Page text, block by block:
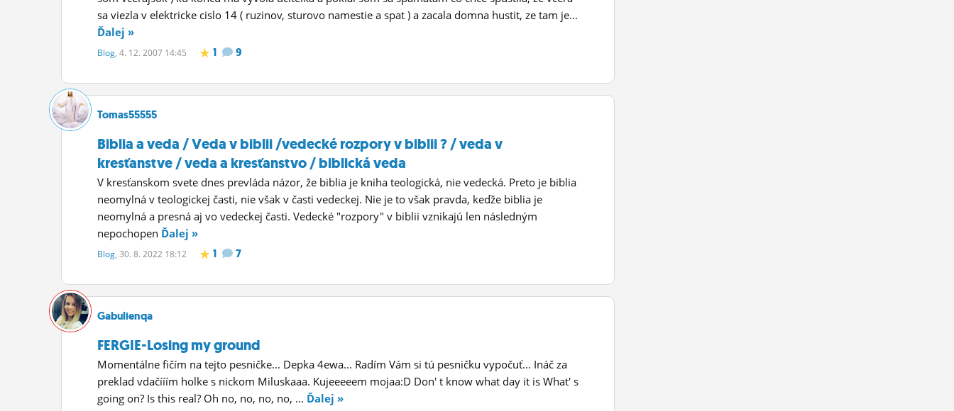
sa viezla v elektricke cislo 14 ( ruzinov, sturovo namestie a spat ) a zacala domna hustit, ze tam je...
Ďalej »
Blog, 4. 12. 2007 14:45 1 9
Tomas55555
Biblia a veda / Veda v biblii /vedecké rozpory v biblii ? / veda v
kresťanstve / veda a kresťanstvo / biblická veda
V kresťanskom svete dnes prevláda názor, že biblia je kniha teologická, nie vedecká. Preto je biblia
neomylná v teologickej časti, nie však v časti vedeckej. Nie je to však pravda, keďže biblia je
neomylná a presná aj vo vedeckej časti. Vedecké "rozpory" v biblii vznikajú len následným
nepochopen Ďalej »
Blog, 30. 8. 2022 18:12 1 7
Gabulienqa
FERGIE-Losing my ground
Momentálne fičím na tejto pesničke... Depka 4ewa... Radím Vám si tú pesničku vypočuť... Ináč za
preklad vdačííím holke s nickom Miluskaaa. Kujeeeeem mojaa:D Don' t know what day it is What' s
going on? Is this real? Oh no, no, no, no, ... Ďalej »